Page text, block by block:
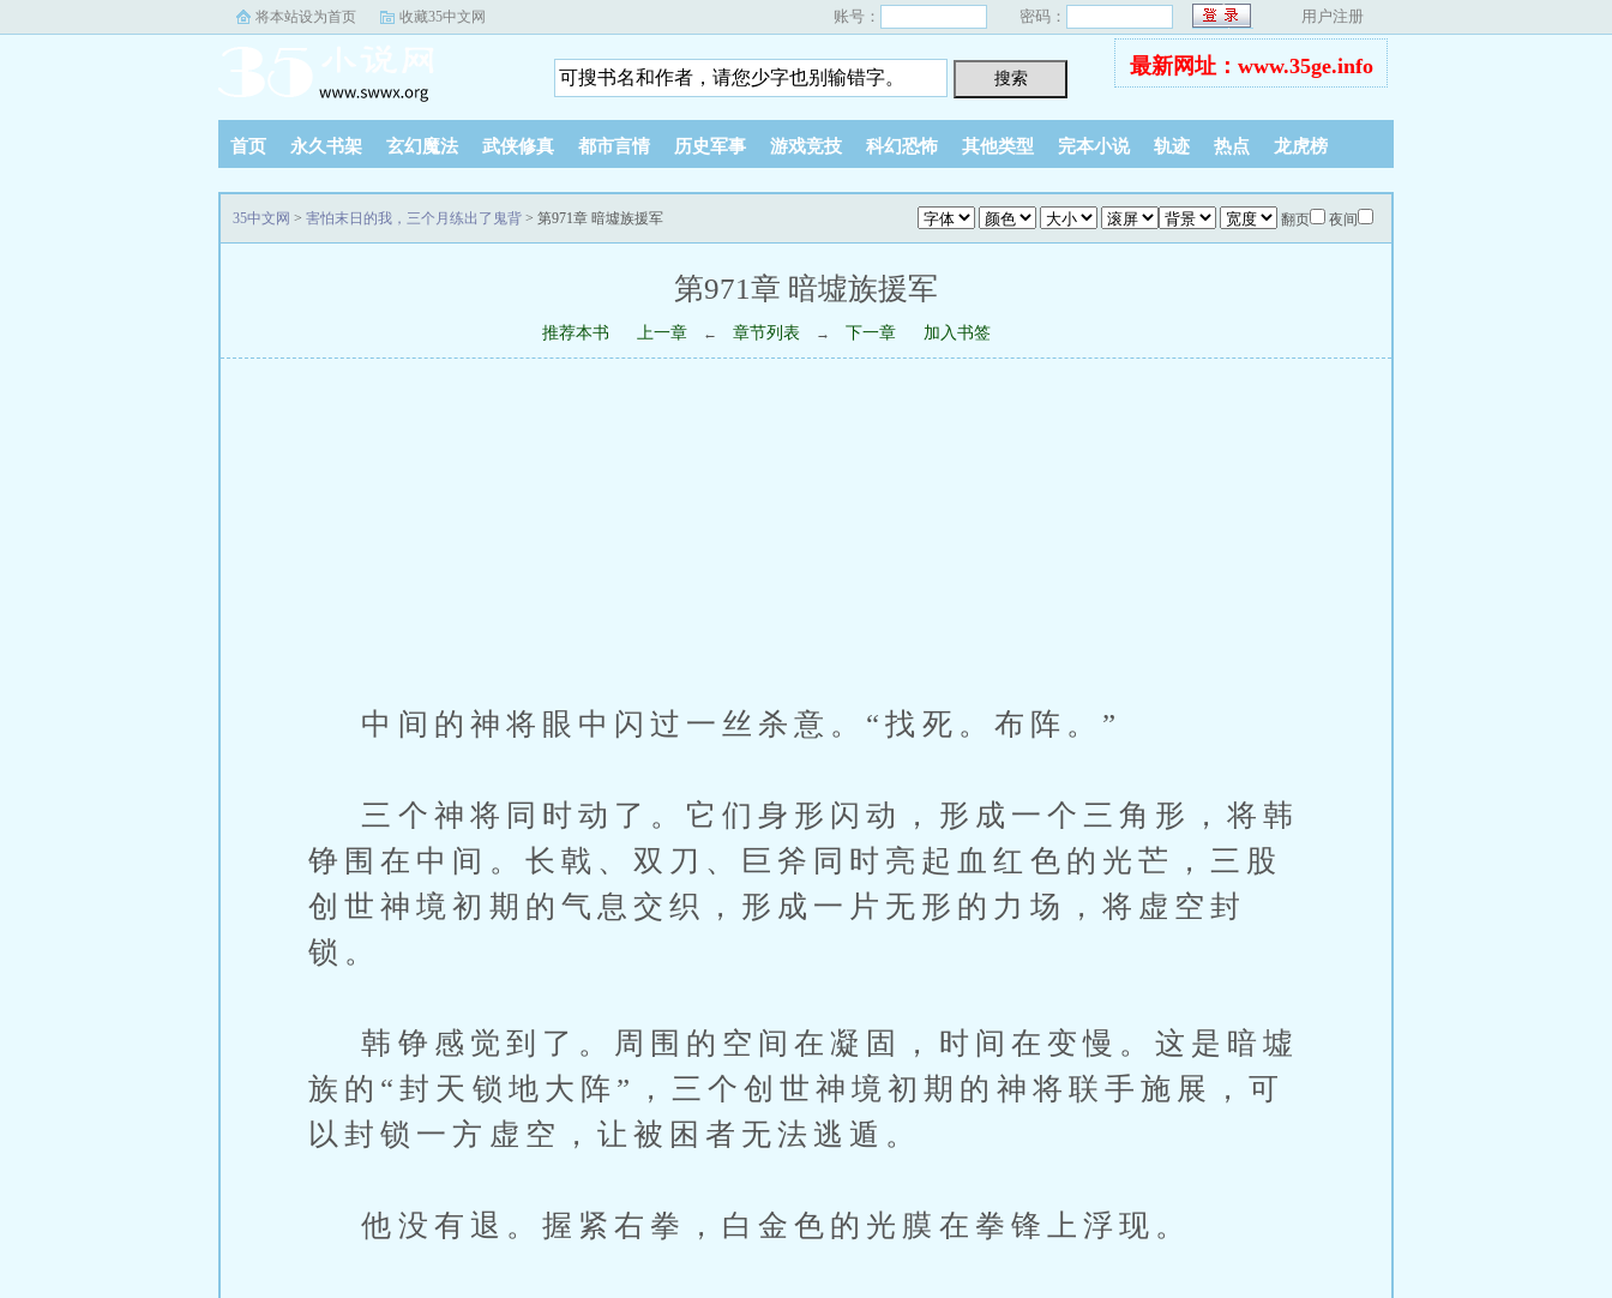
将本站设为首页 收藏35中文网 账号： 密码： 用户注册
最新网址：www.35ge.info
首页 永久书架 玄幻魔法 武侠修真 都市言情 历史军事 游戏竞技 科幻恐怖 其他类型 完本小说 轨迹 热点 龙虎榜
翻页 夜间
35中文网 > 害怕末日的我，三个月练出了鬼背 > 第971章 暗墟族援军
第971章 暗墟族援军
推荐本书 上一章 ← 章节列表 → 下一章 加入书签
中间的神将眼中闪过一丝杀意。“找死。布阵。”
三个神将同时动了。它们身形闪动，形成一个三角形，将韩
铮围在中间。长戟、双刀、巨斧同时亮起血红色的光芒，三股
创世神境初期的气息交织，形成一片无形的力场，将虚空封
锁。
韩铮感觉到了。周围的空间在凝固，时间在变慢。这是暗墟
族的“封天锁地大阵”，三个创世神境初期的神将联手施展，可
以封锁一方虚空，让被困者无法逃遁。
他没有退。握紧右拳，白金色的光膜在拳锋上浮现。